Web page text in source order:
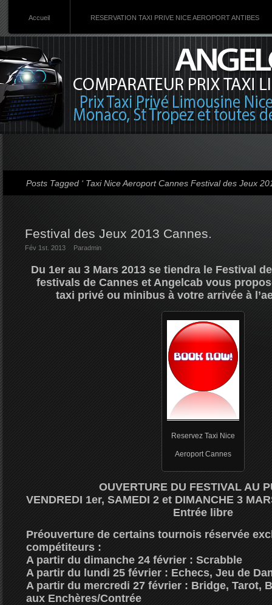
Accueil RESERVATION TAXI PRIVE NICE AEROPORT ANTIBES
Posts Tagged ‘ Taxi Nice Aeroport Cannes Festival des Jeux
Festival des Jeux 2013 Cannes.
Fév 1st. 2013 Paradmin
Du 1er au 3 Mars 2013 se tiendra le Festival
festivals de Cannes et Angelcab vous
taxi privé ou minibus à votre arrivée à
Reservez Taxi Nice
Aeroport Cannes
OUVERTURE DU FESTIVAL AU
VENDREDI 1er, SAMEDI 2 et DIMANCHE 3
Entrée libre
Préouverture de certains tournois réservée
compétiteurs :
A partir du dimanche 24 février : Scrabble
A partir du lundi 25 février : Echecs, Jeu de
A partir du mercredi 27 février : Bridge, Tarot,
aux Enchères/Contrée